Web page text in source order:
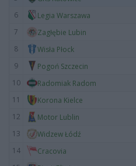
6
Legia Warszawa
7
Zagłębie Lubin
8
Wisła Płock
9
Pogoń Szczecin
10
Radomiak Radom
11
Korona Kielce
12
Motor Lublin
13
Widzew Łódź
14
Cracovia